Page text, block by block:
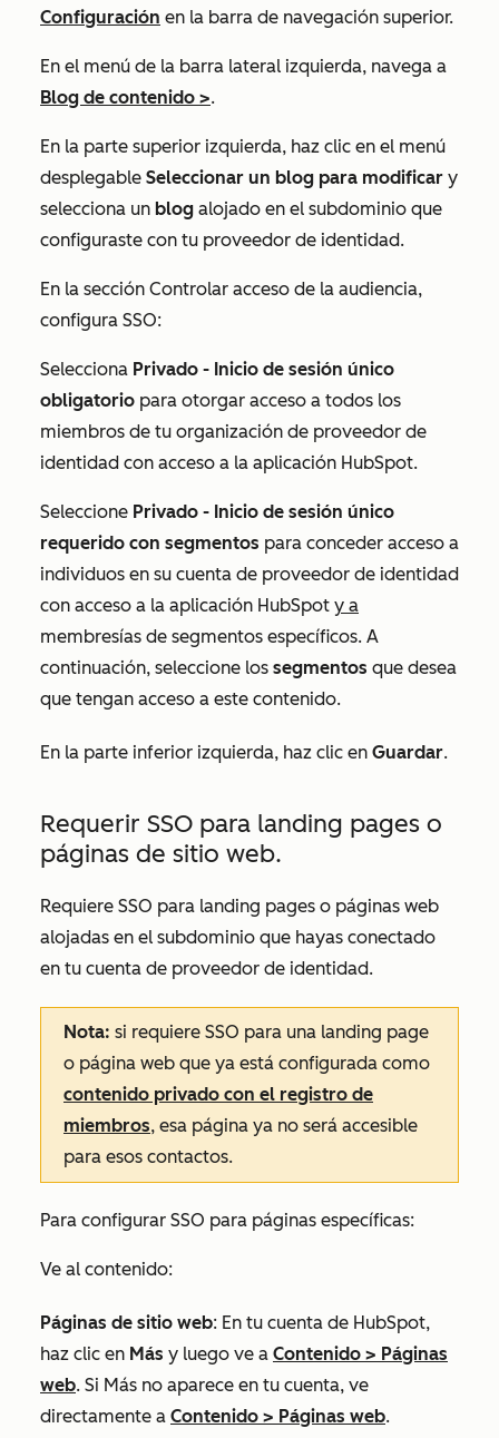
Configuración en la barra de navegación superior.
En el menú de la barra lateral izquierda, navega a
Blog de contenido >.
En la parte superior izquierda, haz clic en el menú
desplegable Seleccionar un blog para modificar y
selecciona un blog alojado en el subdominio que
configuraste con tu proveedor de identidad.
En la sección Controlar acceso de la audiencia,
configura SSO:
Selecciona Privado - Inicio de sesión único
obligatorio para otorgar acceso a todos los
miembros de tu organización de proveedor de
identidad con acceso a la aplicación HubSpot.
Seleccione Privado - Inicio de sesión único
requerido con segmentos para conceder acceso a
individuos en su cuenta de proveedor de identidad
con acceso a la aplicación HubSpot y a
membresías de segmentos específicos. A
continuación, seleccione los segmentos que desea
que tengan acceso a este contenido.
En la parte inferior izquierda, haz clic en Guardar.
Requerir SSO para landing pages o
páginas de sitio web.
Requiere SSO para landing pages o páginas web
alojadas en el subdominio que hayas conectado
en tu cuenta de proveedor de identidad.
Nota: si requiere SSO para una landing page
o página web que ya está configurada como
contenido privado con el registro de
miembros, esa página ya no será accesible
para esos contactos.
Para configurar SSO para páginas específicas:
Ve al contenido:
Páginas de sitio web: En tu cuenta de HubSpot,
haz clic en Más y luego ve a Contenido > Páginas
web. Si Más no aparece en tu cuenta, ve
directamente a Contenido > Páginas web.